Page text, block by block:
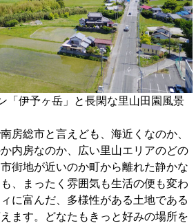
「伊予ヶ岳」と長閑な里山田園風景
房総市と言えども、海近くなのか、
内房なのか、広い里山エリアのどの
街地が近いのか町から離れた静かな
、まったく雰囲気も生活の便も変わ
に富んだ、多様性がある土地である
ます。どなたもきっと好みの場所を